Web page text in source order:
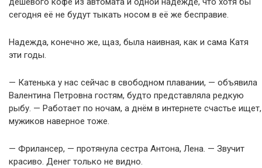
сегодня её не будут тыкать носом в её же бесправие.
Надежда, конечно же, щаз, была наивная, как и сама Катя
эти годы.
— Катенька у нас сейчас в свободном плавании, — объявила
Валентина Петровна гостям, будто представляла редкую
рыбу. — Работает по ночам, а днём в интернете счастье ищет,
мужиков наверное тоже.
— Фрилансер, — протянула сестра Антона, Лена. — Звучит
красиво. Денег только не видно.